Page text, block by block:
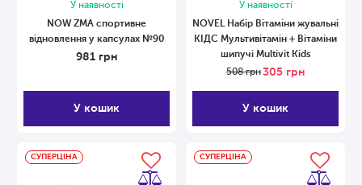
У наявності
NOW ZMA спортивне
відновлення у капсулах №90
981 грн
У кошик
У наявності
NOVEL Набір Вітаміни жувальні
КІДС Мультивітамін + Вітаміни
шипучі Multivit Kids
508грн 305 грн
У кошик
СУПЕРЦІНА СУПЕРЦІНА